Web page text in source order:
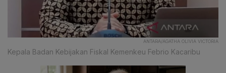
ANTARA/AGATHA OLIVIA VICTORIA
Kepala Badan Kebijakan Fiskal Kemenkeu Febrio Kacaribu